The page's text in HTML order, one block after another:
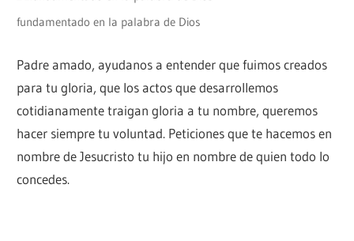
fundamentado en la palabra de Dios
Padre amado, ayudanos a entender que fuimos creados
para tu gloria, que los actos que desarrollemos
cotidianamente traigan gloria a tu nombre, queremos
hacer siempre tu voluntad. Peticiones que te hacemos en
nombre de Jesucristo tu hijo en nombre de quien todo lo
concedes.